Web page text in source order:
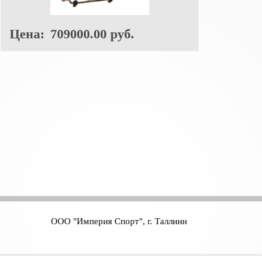
Цена: 709000.00 руб.
ООО "Империя Спорт", г. Таллинн